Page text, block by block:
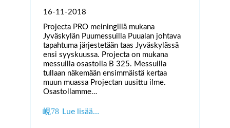
16-11-2018
Projecta PRO meiningillä mukana
Jyväskylän Puumessuilla Puualan johtava
tapahtuma järjestetään taas Jyväskylässä
ensi syyskuussa. Projecta on mukana
messuilla osastolla B 325. Messuilla
tullaan näkemään ensimmäistä kertaa
muun muassa Projectan uusittu ilme.
Osastollamme…
Lue lisää…